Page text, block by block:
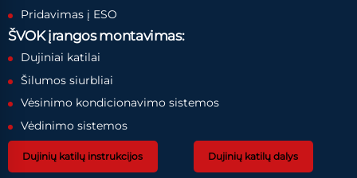
Pridavimas į ESO
ŠVOK įrangos montavimas:
Dujiniai katilai
Šilumos siurbliai
Vėsinimo kondicionavimo sistemos
Vėdinimo sistemos
Dujinių katilų instrukcijos Dujinių katilų dalys